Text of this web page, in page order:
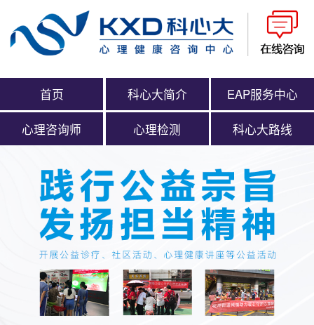
首页 科心大简介 EAP服务中心
心理咨询师 心理检测 科心大路线